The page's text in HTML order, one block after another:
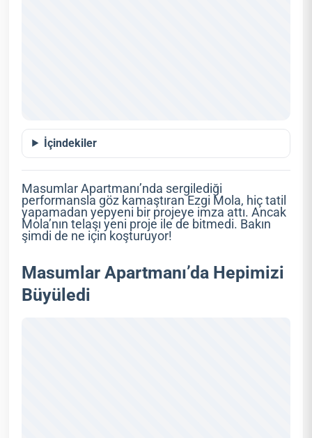
İçindekiler
Masumlar Apartmanı’nda sergilediği
performansla göz kamaştıran Ezgi Mola, hiç tatil
yapamadan yepyeni bir projeye imza attı. Ancak
Mola’nın telaşı yeni proje ile de bitmedi. Bakın
şimdi de ne için koşturuyor!
Masumlar Apartmanı’da Hepimizi
Büyüledi